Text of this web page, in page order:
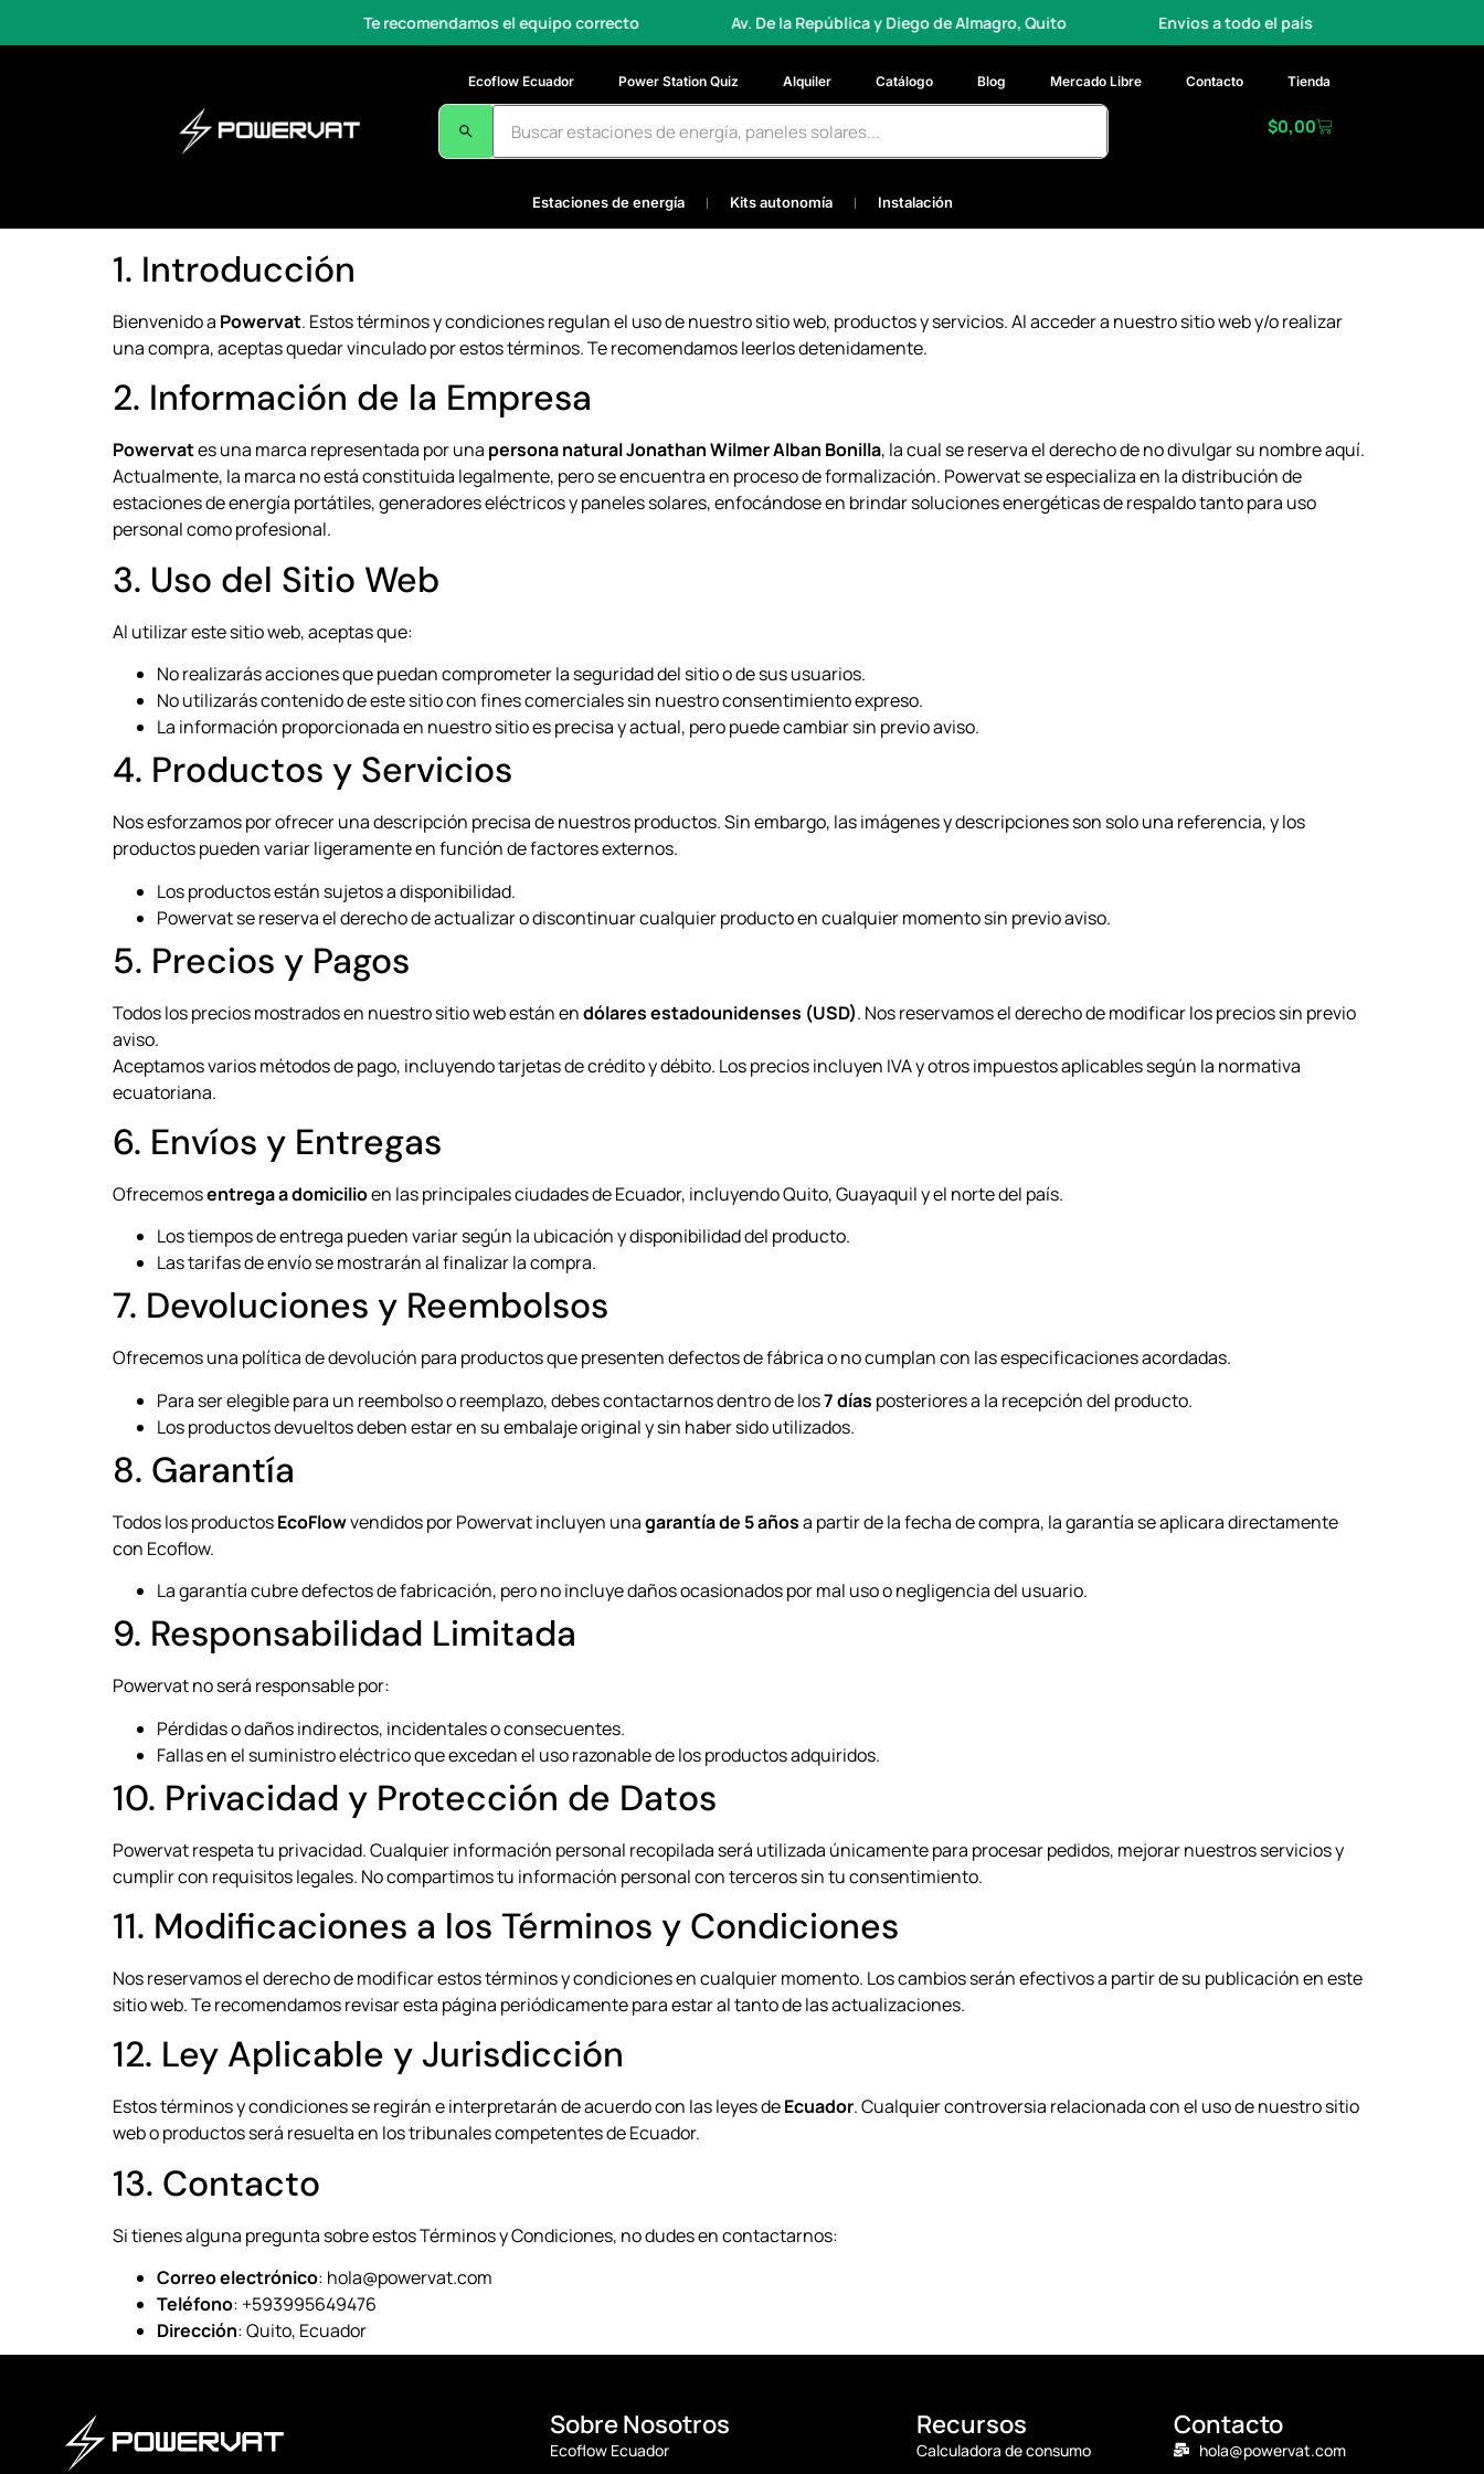
Te recomendamos el equipo correcto Av. De la República y Diego de Almagro, Quito Envios a todo el país
Ecoflow Ecuador Power Station Quiz Alquiler Catálogo Blog Mercado Libre Contacto Tienda
$0,00
Estaciones de energía Kits autonomía Instalación
1. Introducción
Bienvenido a Powervat. Estos términos y condiciones regulan el uso de nuestro sitio web, productos y servicios. Al acceder a nuestro sitio web y/o realizar
una compra, aceptas quedar vinculado por estos términos. Te recomendamos leerlos detenidamente.
2. Información de la Empresa
Powervates una marca representada por una persona natural Jonathan Wilmer Alban Bonilla, la cual se reserva el derecho de no divulgar su nombre aquí.
Actualmente, la marca no está constituida legalmente, pero se encuentra en proceso de formalización. Powervat se especializa en la distribución de
estaciones de energía portátiles, generadores eléctricos y paneles solares, enfocándose en brindar soluciones energéticas de respaldo tanto para uso
personal como profesional.
3. Uso del Sitio Web
Al utilizar este sitio web, aceptas que:
No realizarás acciones que puedan comprometer la seguridad del sitio o de sus usuarios.
No utilizarás contenido de este sitio con fines comerciales sin nuestro consentimiento expreso.
La información proporcionada en nuestro sitio es precisa y actual, pero puede cambiar sin previo aviso.
4. Productos y Servicios
Nos esforzamos por ofrecer una descripción precisa de nuestros productos. Sin embargo, las imágenes y descripciones son solo una referencia, y los
productos pueden variar ligeramente en función de factores externos.
Los productos están sujetos a disponibilidad.
Powervat se reserva el derecho de actualizar o discontinuar cualquier producto en cualquier momento sin previo aviso.
5. Precios y Pagos
Todos los precios mostrados en nuestro sitio web están endólares estadounidenses (USD). Nos reservamos el derecho de modificar los precios sin previo
aviso.
Aceptamos varios métodos de pago, incluyendo tarjetas de crédito y débito. Los precios incluyen IVA y otros impuestos aplicables según la normativa
ecuatoriana.
6. Envíos y Entregas
Ofrecemosentrega a domicilioen las principales ciudades de Ecuador, incluyendo Quito, Guayaquil y el norte del país.
Los tiempos de entrega pueden variar según la ubicación y disponibilidad del producto.
Las tarifas de envío se mostrarán al finalizar la compra.
7. Devoluciones y Reembolsos
Ofrecemos una política de devolución para productos que presenten defectos de fábrica o no cumplan con las especificaciones acordadas.
Para ser elegible para un reembolso o reemplazo, debes contactarnos dentro de los7 días posteriores a la recepción del producto.
Los productos devueltos deben estar en su embalaje original y sin haber sido utilizados.
8. Garantía
Todos los productosEcoFlowvendidos por Powervat incluyen unagarantía de 5 añosa partir de la fecha de compra, la garantía se aplicara directamente
con Ecoflow.
La garantía cubre defectos de fabricación, pero no incluye daños ocasionados por mal uso o negligencia del usuario.
9. Responsabilidad Limitada
Powervat no será responsable por:
Pérdidas o daños indirectos, incidentales o consecuentes.
Fallas en el suministro eléctrico que excedan el uso razonable de los productos adquiridos.
10. Privacidad y Protección de Datos
Powervat respeta tu privacidad. Cualquier información personal recopilada será utilizada únicamente para procesar pedidos, mejorar nuestros servicios y
cumplir con requisitos legales. No compartimos tu información personal con terceros sin tu consentimiento.
11. Modificaciones a los Términos y Condiciones
Nos reservamos el derecho de modificar estos términos y condiciones en cualquier momento. Los cambios serán efectivos a partir de su publicación en este
sitio web. Te recomendamos revisar esta página periódicamente para estar al tanto de las actualizaciones.
12. Ley Aplicable y Jurisdicción
Estos términos y condiciones se regirán e interpretarán de acuerdo con las leyes deEcuador. Cualquier controversia relacionada con el uso de nuestro sitio
web o productos será resuelta en los tribunales competentes de Ecuador.
13. Contacto
Si tienes alguna pregunta sobre estos Términos y Condiciones, no dudes en contactarnos:
Correo electrónico: hola@powervat.com
Teléfono: +593995649476
Dirección: Quito, Ecuador
Sobre Nosotros
Ecoflow Ecuador
Recursos
Calculadora de consumo
Contacto
hola@powervat.com